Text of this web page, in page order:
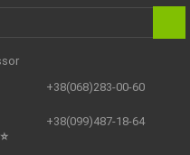
⭐
+38(068)283-00-60
+38(099)487-18-64